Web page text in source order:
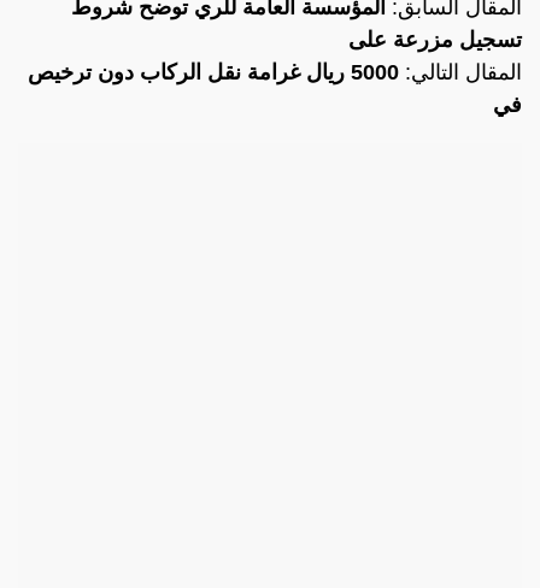
المقال السابق: المؤسسة العامة للري توضح شروط
تسجيل مزرعة على
المقال التالي:
5000 ريال غرامة نقل الركاب دون ترخيص
في